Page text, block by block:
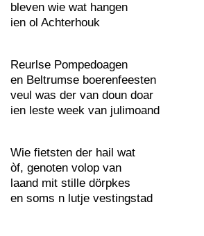
bleven wie wat hangen
ien ol Achterhouk
Reurlse Pompedoagen
en Beltrumse boerenfeesten
veul was der van doun doar
ien leste week van julimoand
Wie fietsten der hail wat
òf, genoten volop van
laand mit stille dörpkes
en soms n lutje vestingstad